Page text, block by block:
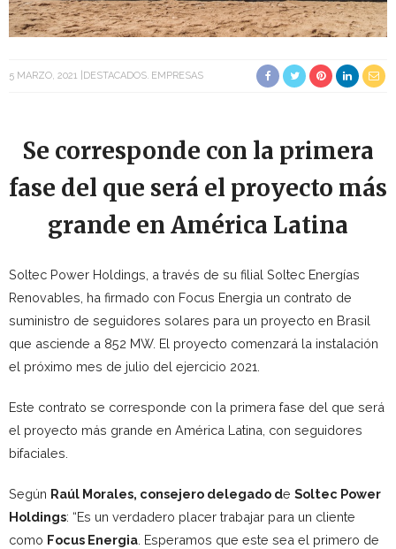
5 MARZO, 2021 DESTACADOS EMPRESAS
Se corresponde con la primera
fase del que será el proyecto más
grande en América Latina
Soltec Power Holdings, a través de su filial Soltec Energías
Renovables, ha firmado con Focus Energia un contrato de
suministro de seguidores solares para un proyecto en Brasil
que asciende a 852 MW. El proyecto comenzará la instalación
el próximo mes de julio del ejercicio 2021.
Este contrato se corresponde con la primera fase del que será
el proyecto más grande en América Latina, con seguidores
bifaciales.
Según Raúl Morales, consejero delegado de Soltec Power
Holdings: “Es un verdadero placer trabajar para un cliente
como Focus Energia . Esperamos que este sea el primero de